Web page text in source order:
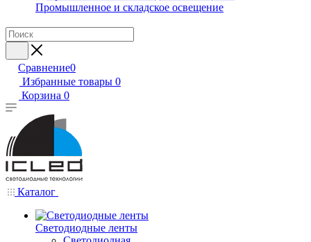
Промышленное и складское освещение
Сравнение0
Избранные товары 0
Корзина 0
Каталог
Светодиодные ленты